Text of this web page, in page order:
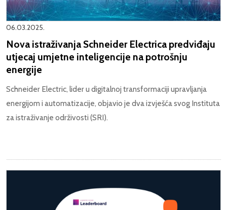
06.03.2025.
Nova istraživanja Schneider Electrica predviđaju
utjecaj umjetne inteligencije na potrošnju
energije
Schneider Electric, lider u digitalnoj transformaciji upravljanja
energijom i automatizacije, objavio je dva izvješća svog Instituta
za istraživanje održivosti (SRI).